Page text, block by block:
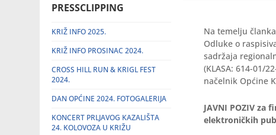
PRESSCLIPPING
KRIŽ INFO 2025.
KRIŽ INFO PROSINAC 2024.
CROSS HILL RUN & KRIGL FEST
2024.
DAN OPĆINE 2024. FOTOGALERIJA
KONCERT PRLJAVOG KAZALIŠTA
24. KOLOVOZA U KRIŽU
Na temelju
Odluke o
sadržaja
(KLASA: 614-01/
načelnik Općine
JAVNI POZIV za
elektroničkih